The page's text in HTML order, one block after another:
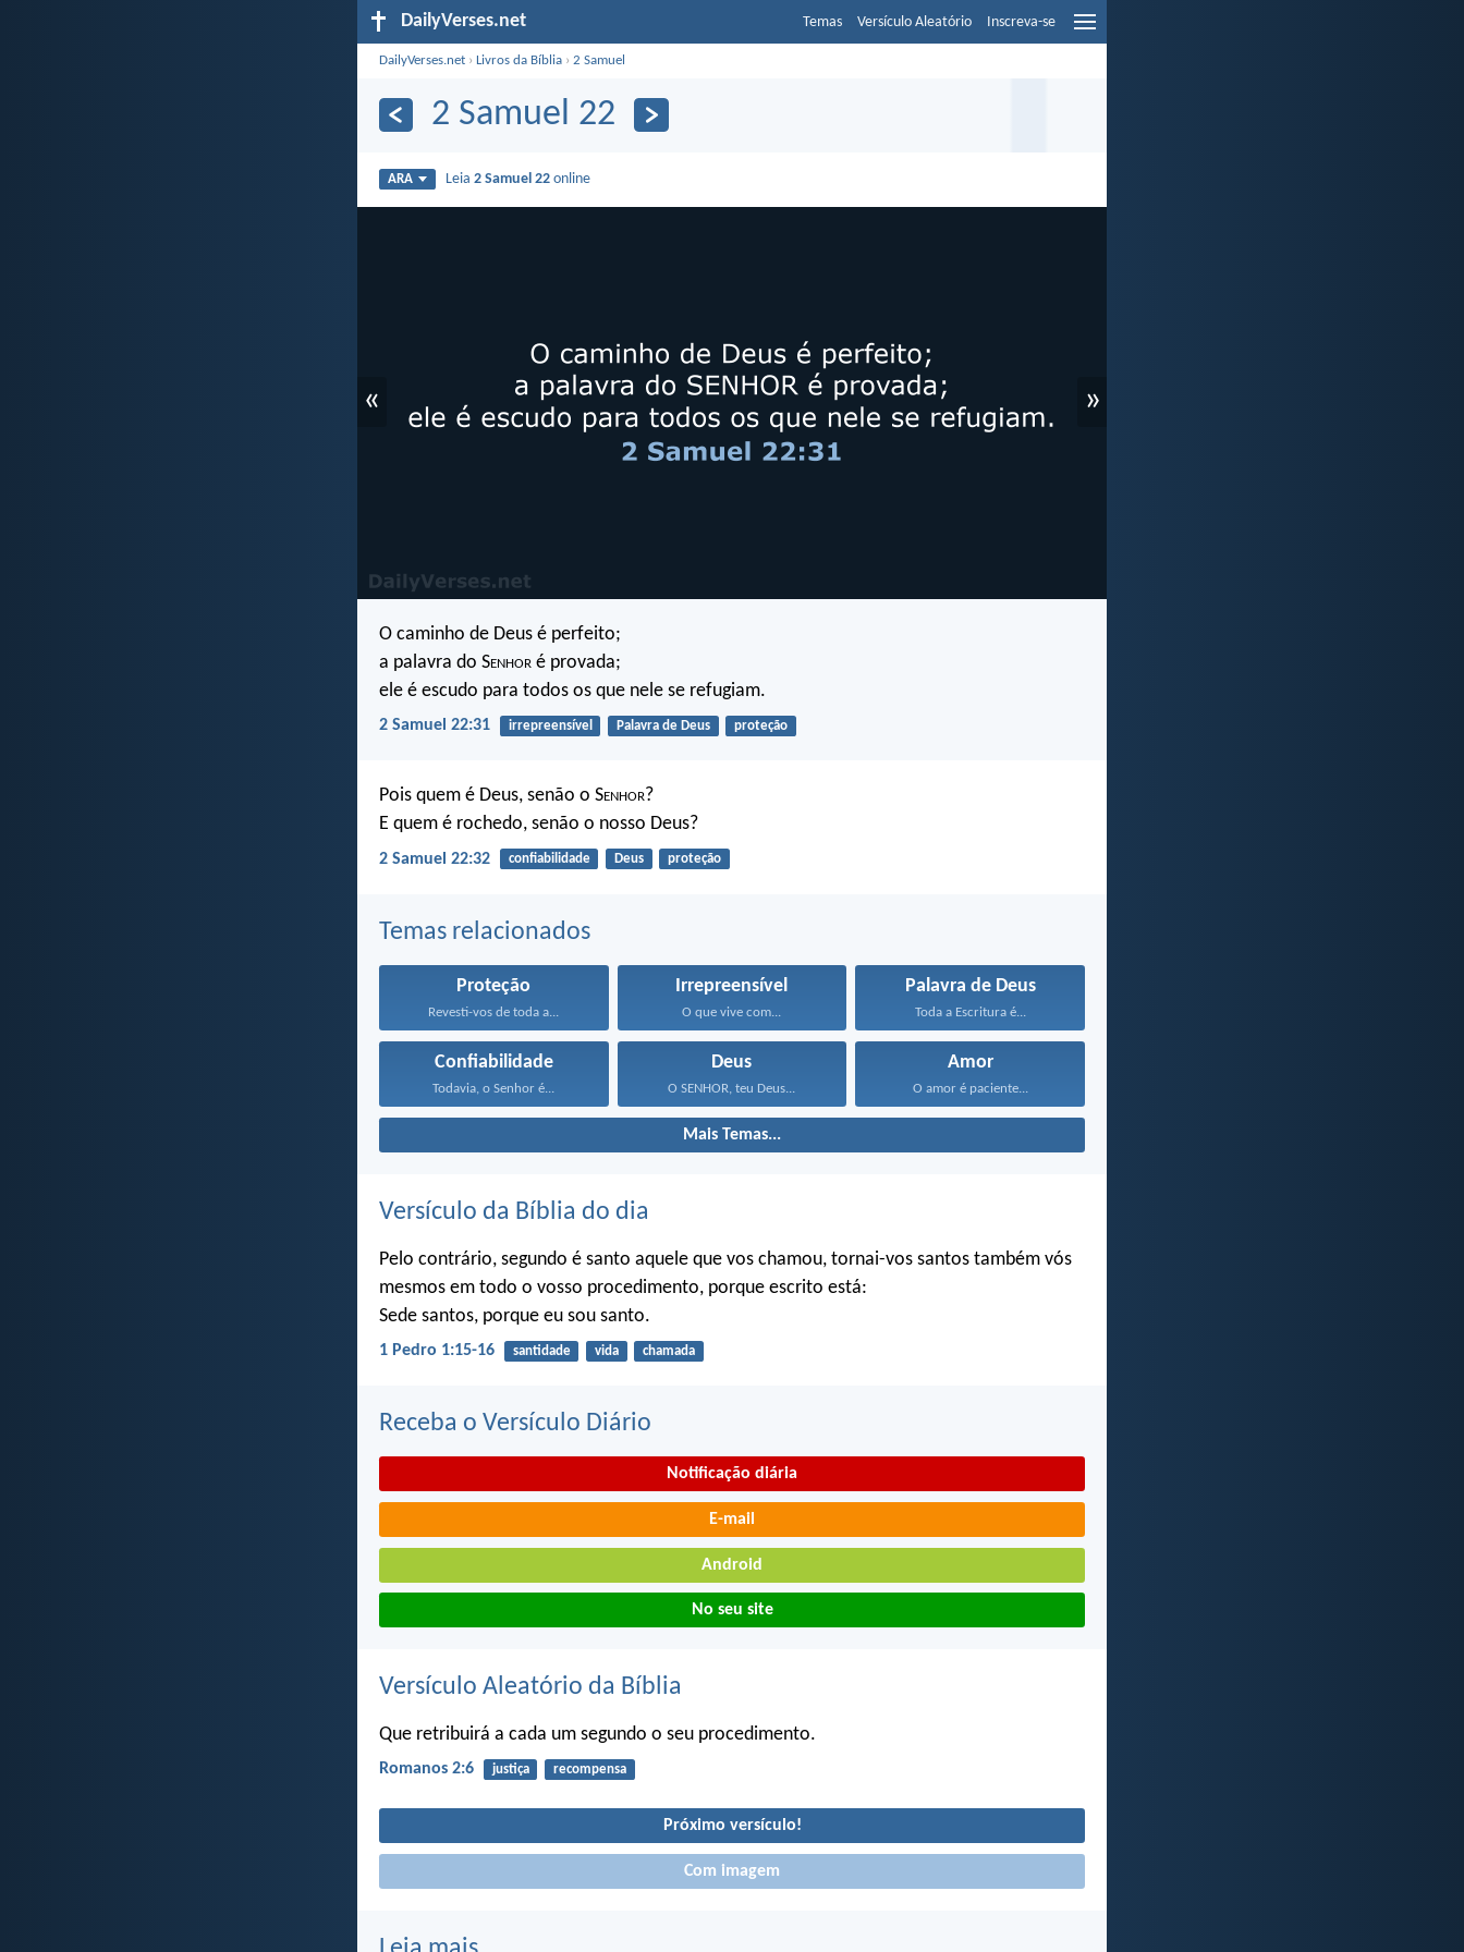
DailyVerses.net Temas Versículo Aleatório Inscreva-se
DailyVerses.net ›Livros da Bíblia ›2 Samuel
2 Samuel 22
ARA Leia2 Samuel 22 online
« »
O caminho de Deus é perfeito;
a palavra do Senhor é provada;
ele é escudo para todos os que nele se refugiam.
2 Samuel 22:31 irrepreensível Palavra de Deus proteção
Pois quem é Deus, senão o Senhor?
E quem é rochedo, senão o nosso Deus?
2 Samuel 22:32 confiabilidade Deus proteção
Temas relacionados
Proteção
Revesti-vos de toda a...
Irrepreensível
O que vive com...
Palavra de Deus
Toda a Escritura é...
Confiabilidade
Todavia, o Senhor é...
Deus
O SENHOR, teu Deus...
Amor
O amor é paciente...
Mais Temas...
Versículo da Bíblia do dia
Pelo contrário, segundo é santo aquele que vos chamou, tornai-vos santos também vós
mesmos em todo o vosso procedimento, porque escrito está:
Sede santos, porque eu sou santo.
1 Pedro 1:15-16 santidade vida chamada
Receba o Versículo Diário
Notificação diária
E-mail
Android
No seu site
Versículo Aleatório da Bíblia
Que retribuirá a cada um segundo o seu procedimento.
Romanos 2:6 justiça recompensa
Próximo versículo!
Com imagem